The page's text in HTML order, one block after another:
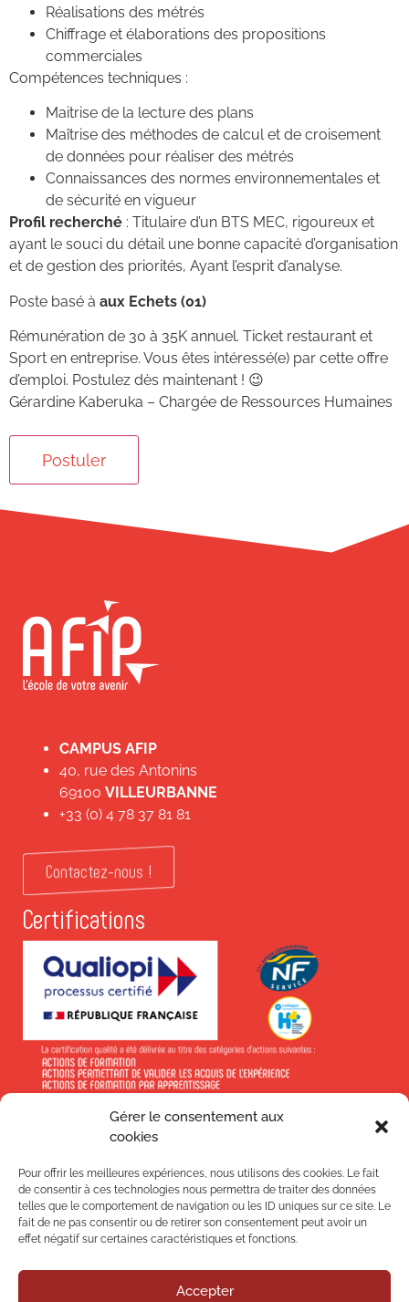
Gérer le consentement aux
cookies
Pour offrir les meilleures expériences, nous utilisons des cookies. Le fait
de consentir à ces technologies nous permettra de traiter des données
telles que le comportement de navigation ou les ID uniques sur ce site. Le
fait de ne pas consentir ou de retirer son consentement peut avoir un
effet négatif sur certaines caractéristiques et fonctions.
Accepter
Réalisations des métrés
Chiffrage et élaborations des propositions
commerciales
Compétences techniques :
Maitrise de la lecture des plans
Maîtrise des méthodes de calcul et de croisement
de données pour réaliser des métrés
Connaissances des normes environnementales et
de sécurité en vigueur
Profil recherché : Titulaire d’un BTS MEC, rigoureux et
ayant le souci du détail une bonne capacité d’organisation
et de gestion des priorités, Ayant l’esprit d’analyse.
Poste basé à aux Echets (01)
Rémunération de 30 à 35K annuel. Ticket restaurant et
Sport en entreprise. Vous êtes intéressé(e) par cette offre
d’emploi. Postulez dès maintenant ! 😉
Gérardine Kaberuka – Chargée de Ressources Humaines
CAMPUS AFIP
40, rue des Antonins
69100 VILLEURBANNE
+33 (0) 4 78 37 81 81
Contactez-nous !
Certifications
En savoir +
Suivez-nous !